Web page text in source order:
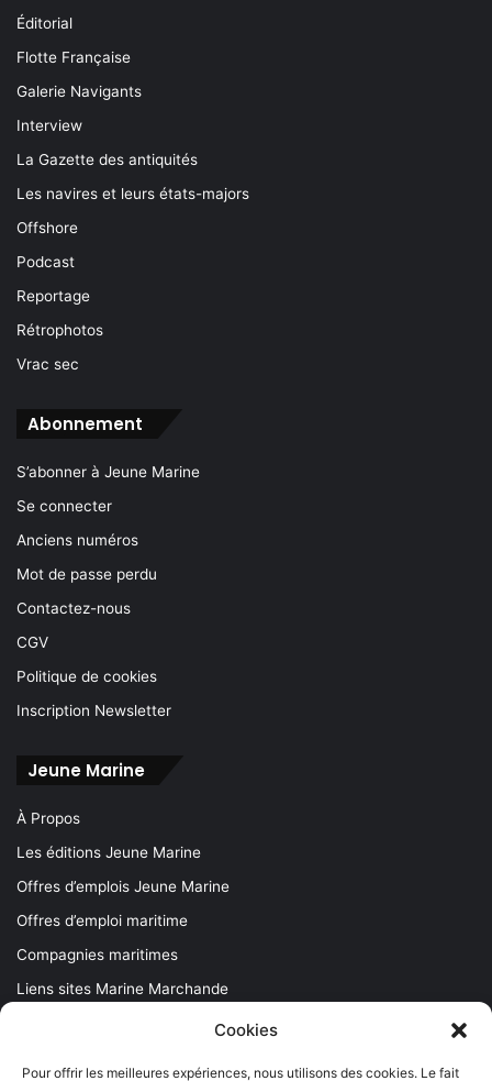
Cookies
Pour offrir les meilleures expériences, nous utilisons des cookies. Le fait
Éditorial
Flotte Française
Galerie Navigants
Interview
La Gazette des antiquités
Les navires et leurs états-majors
Offshore
Podcast
Reportage
Rétrophotos
Vrac sec
Abonnement
S’abonner à Jeune Marine
Se connecter
Anciens numéros
Mot de passe perdu
Contactez-nous
CGV
Politique de cookies
Inscription Newsletter
Jeune Marine
À Propos
Les éditions Jeune Marine
Offres d’emplois Jeune Marine
Offres d’emploi maritime
Compagnies maritimes
Liens sites Marine Marchande